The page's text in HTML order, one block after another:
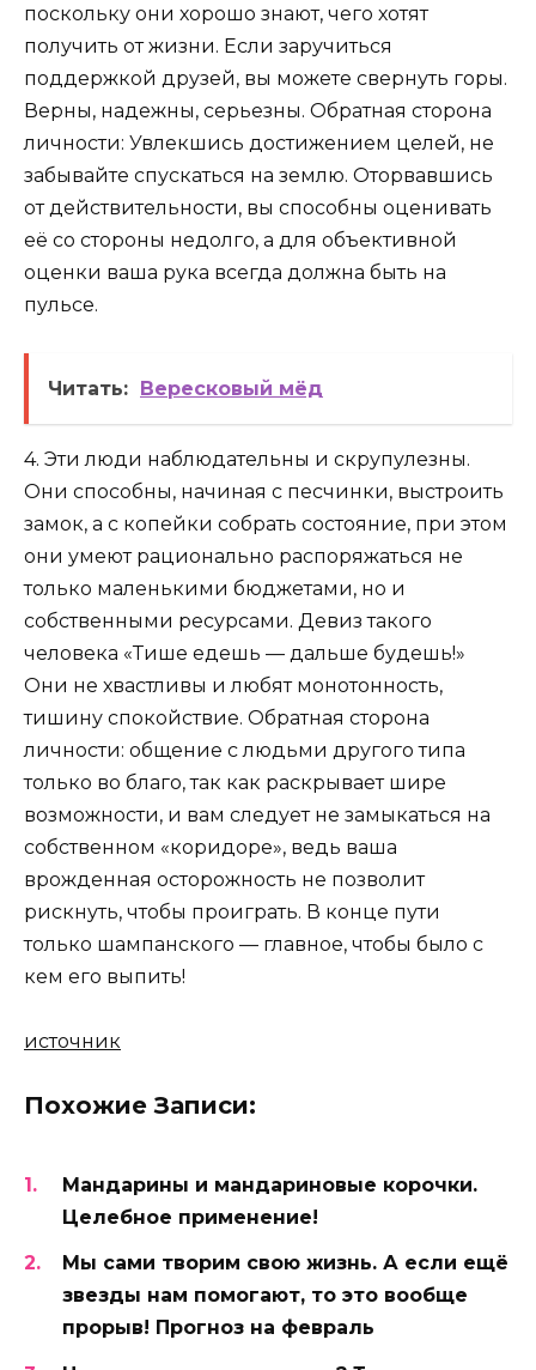
поскольку они хорошо знают, чего хотят
получить от жизни. Если заручиться
поддержкой друзей, вы можете свернуть горы.
Верны, надежны, серьезны. Обратная сторона
личности: Увлекшись достижением целей, не
забывайте спускаться на землю. Оторвавшись
от действительности, вы способны оценивать
её со стороны недолго, а для объективной
оценки ваша рука всегда должна быть на
пульсе.
Читать: Вересковый мёд
4. Эти люди наблюдательны и скрупулезны.
Они способны, начиная с песчинки, выстроить
замок, а с копейки собрать состояние, при этом
они умеют рационально распоряжаться не
только маленькими бюджетами, но и
собственными ресурсами. Девиз такого
человека «Тише едешь — дальше будешь!»
Они не хвастливы и любят монотонность,
тишину спокойствие. Обратная сторона
личности: общение с людьми другого типа
только во благо, так как раскрывает шире
возможности, и вам следует не замыкаться на
собственном «коридоре», ведь ваша
врожденная осторожность не позволит
рискнуть, чтобы проиграть. В конце пути
только шампанского — главное, чтобы было с
кем его выпить!
источник
Похожие Записи:
Мандарины и мандариновые корочки.
Целебное применение!
Мы сами творим свою жизнь. А если ещё
звезды нам помогают, то это вообще
прорыв! Прогноз на февраль